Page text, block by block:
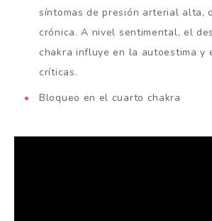
síntomas de presión arterial alta,
crónica. A nivel sentimental, el
chakra influye en la autoestima y
críticas.
Bloqueo en el cuarto chakra